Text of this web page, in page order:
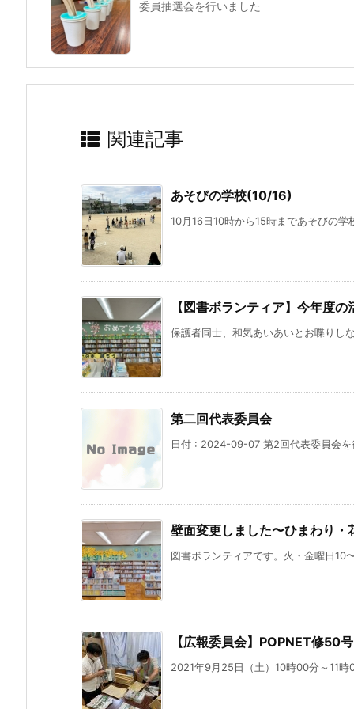
委員抽選会を行いました
関連記事
あそびの学校(10/16)
10月16日10時から15時まであそびの
【図書ボランティア】今年度
保護者同士、和気あいあいとお喋りし
第二回代表委員会
日付 : 2024-09-07 第2回代表委員会
壁面変更しました〜ひまわり・
図書ボランティアです。火・金曜日10
【広報委員会】POPNET修50
2021年9月25日（土）10時00分～11